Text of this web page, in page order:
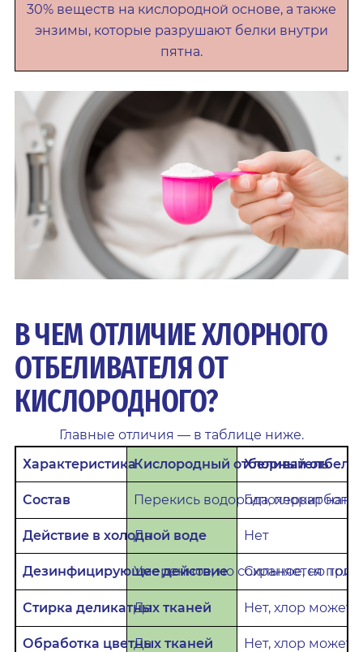
30% веществ на кислородной основе, а также
энзимы, которые разрушают белки внутри
пятна.
В ЧЕМ ОТЛИЧИЕ ХЛОРНОГО
ОТБЕЛИВАТЕЛЯ ОТ
КИСЛОРОДНОГО?
Главные отличия — в таблице ниже.
ХарактеристикаКислородный отбеливатель
Хлорный
Состав Перекись водорода,Гипохлорит
Действие в холодной воде
Да Нет
Дезинфицирующее действиеУмеренное, но сохраняется при
Сильное, но
Стирка деликатных тканей
Да Нет, хлор может
Обработка цветных тканей
Да Нет, хлор может